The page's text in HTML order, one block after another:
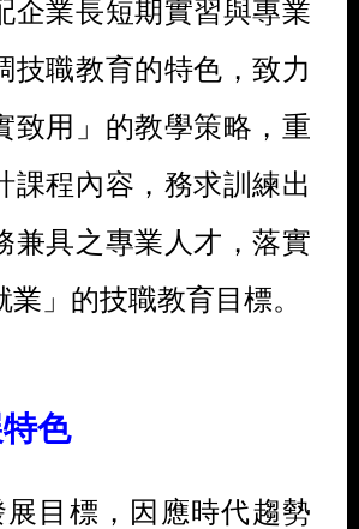
企業長短期實習與專業
技職教育的特色，致力
致用」的教學策略，重
課程內容，務求訓練出
兼具之專業人才，落實
業」的技職教育目標。
色
展目標，因應時代趨勢